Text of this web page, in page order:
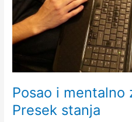
Posao i mentalno
Presek stanja
stanja